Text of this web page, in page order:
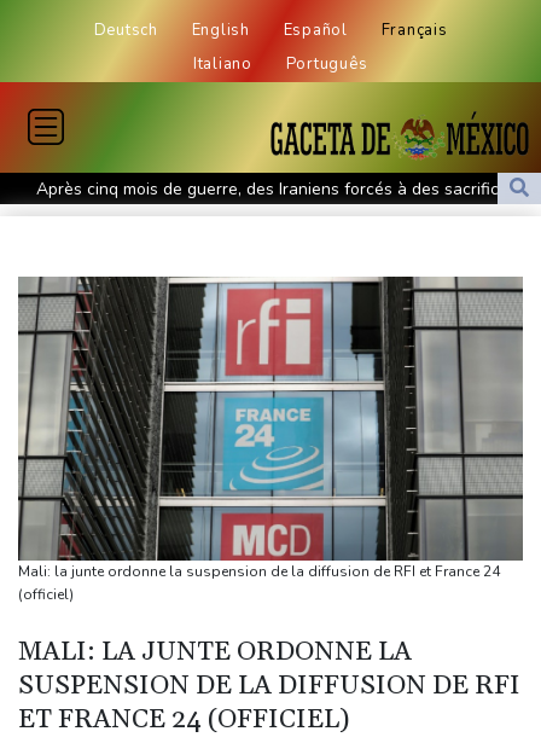
Deutsch English Español
Français
Italiano
Português
Après cinq mois de guerre, des Iraniens forcés à des sacrifices
au quotidien
d'une cérémonie pour la liberté de la presse
Guatemala: fin de l'éruption du volcan de Fuego, les évacués
rentrent chez eux
Le Rhin s'assèche, l'industrie allemande en quête de solutions
Paris vole vers des Everests boursiers en attendant un accord
pour Ormuz
Venezuela: la gauche se fissure face à la proximité avec les
Etats-Unis
Meta se lance sur le marché des logiciels écrits par l'IA, dominé
par Anthropic et OpenAI
médias traditionnels
Iran: l'ONU se dit "alarmée" par la hausse des exécutions depuis
mars
Mali: la junte ordonne la suspension de la diffusion de RFI et France 24
(officiel)
MALI: LA JUNTE ORDONNE LA
SUSPENSION DE LA DIFFUSION DE RFI
ET FRANCE 24 (OFFICIEL)